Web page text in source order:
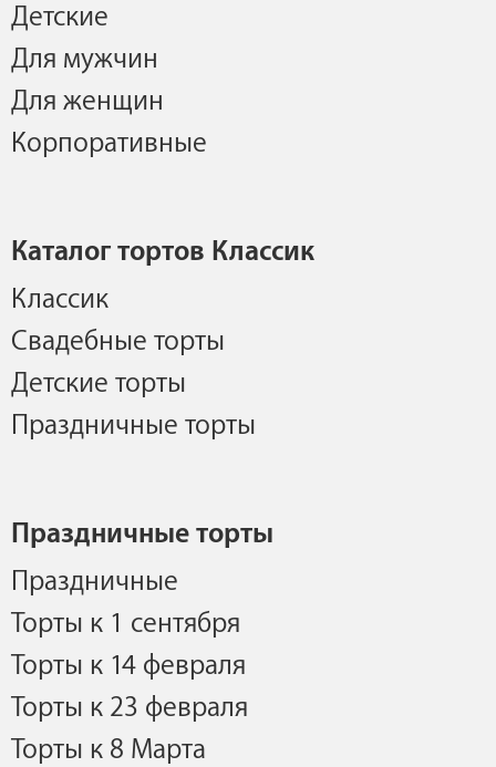
Детские
Для мужчин
Для женщин
Корпоративные
Каталог тортов Классик
Классик
Свадебные торты
Детские торты
Праздничные торты
Праздничные торты
Праздничные
Торты к 1 сентября
Торты к 14 февраля
Торты к 23 февраля
Торты к 8 Марта